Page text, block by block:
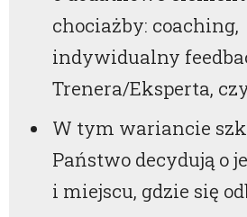
chociażby: coaching,
indywidualny
Trenera/Eksperta,
W tym wariancie
Państwo decydują o
i miejscu, gdzie się